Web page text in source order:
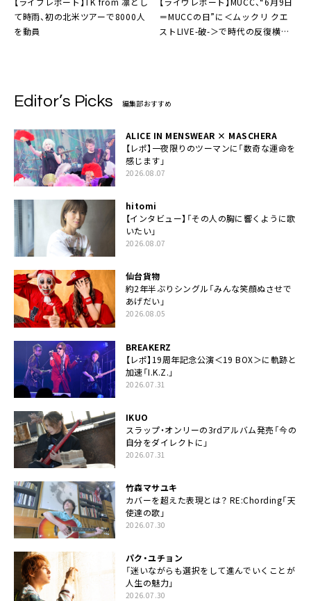
て時雨、初の北米ツアーで8000人
を動員
＝MUCCの日”に＜ムックリ クエ
ストLIVE-破-＞で時代の反復横飛
Editor’s Picks 編集部おすすめ
ALICE IN MENSWEAR × MASCHERA
【レポ】一夜限りのツーマンに「数奇な運命を
感じます」
2026.08.07
hitomi
【インタビュー】「その人の胸に響くように歌
いたい」
2026.08.07
仙台貨物
約2年半ぶりシングル「みんな笑顔ぬさせで
あげだい」
2026.08.05
BREAKERZ
【レポ】19周年記念公演＜19 BOX＞に軌跡と
加速「I.K.Z.」
2026.07.31
IKUO
スラップ・オンリーの3rdアルバム発売「今の
自分をダイレクトに」
2026.07.31
竹森マサユキ
カバーを超えた表現とは？ RE:Chording「天
使達の歌」
2026.07.30
パク・ユチョン
「迷いながらも選択をして進んでいくことが
人生の魅力」
2026.07.30